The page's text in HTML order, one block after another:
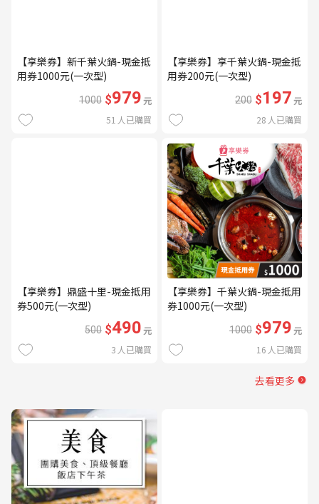
【享樂券】新千葉火鍋-現金抵
用券1000元(一次型)
1000 $979元
51 人已購買
【享樂券】享千葉火鍋-現金抵
用券200元(一次型)
200 $197元
28 人已購買
【享樂券】鼎盛十里-現金抵用
券500元(一次型)
500 $490元
3 人已購買
【享樂券】千葉火鍋-現金抵用
券1000元(一次型)
1000 $979元
16 人已購買
去看更多